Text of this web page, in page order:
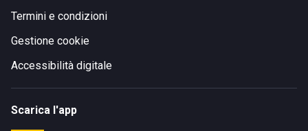
Termini e condizioni
Gestione cookie
Accessibilità digitale
Scarica l'app